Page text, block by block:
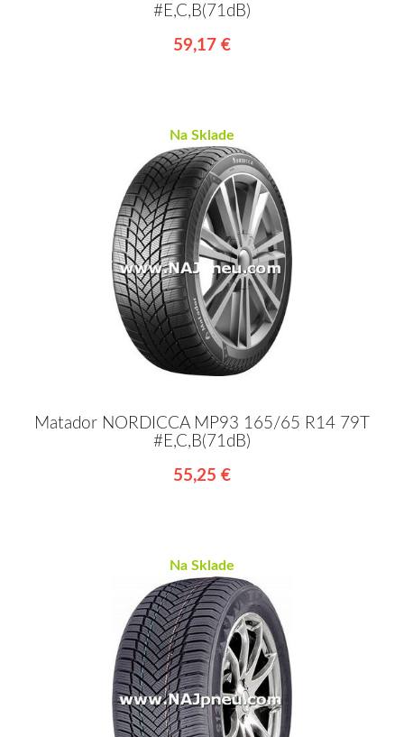
#E,C,B(71dB)
59,17 €
Na Sklade
Matador NORDICCA MP93 165/65 R14 79T
#E,C,B(71dB)
55,25 €
Na Sklade